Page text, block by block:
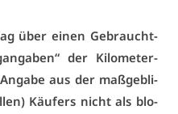
über ei­nen Ge­braucht­
der Ki­lo­me­ter­
aus der maß­geb­li­
Käu­fers nicht als blo­